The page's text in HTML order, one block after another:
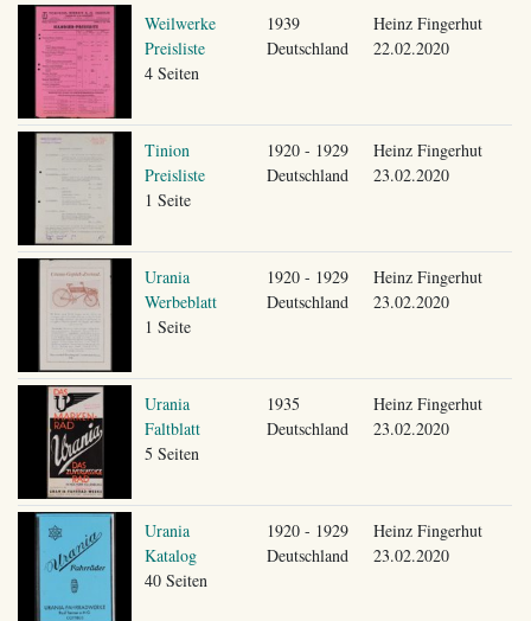
Weilwerke
Preisliste
4 Seiten
1939
Deutschland
Heinz Fingerhut
22.02.2020
Tinion
Preisliste
1 Seite
1920 - 1929
Deutschland
Heinz Fingerhut
23.02.2020
Urania
Werbeblatt
1 Seite
1920 - 1929
Deutschland
Heinz Fingerhut
23.02.2020
Urania
Faltblatt
5 Seiten
1935
Deutschland
Heinz Fingerhut
23.02.2020
Urania
Katalog
40 Seiten
1920 - 1929
Deutschland
Heinz Fingerhut
23.02.2020